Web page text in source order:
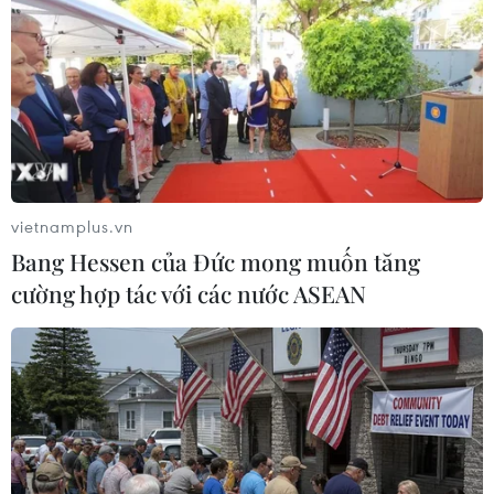
Nyamko Sabuni , người đã liên lạc với AFP,
không có bình luận nào về cuộc tranh luận
này./.
S.N (Vietnam+)
vietnamplus.vn
Bang Hessen của Đức mong muốn tăng
cường hợp tác với các nước ASEAN